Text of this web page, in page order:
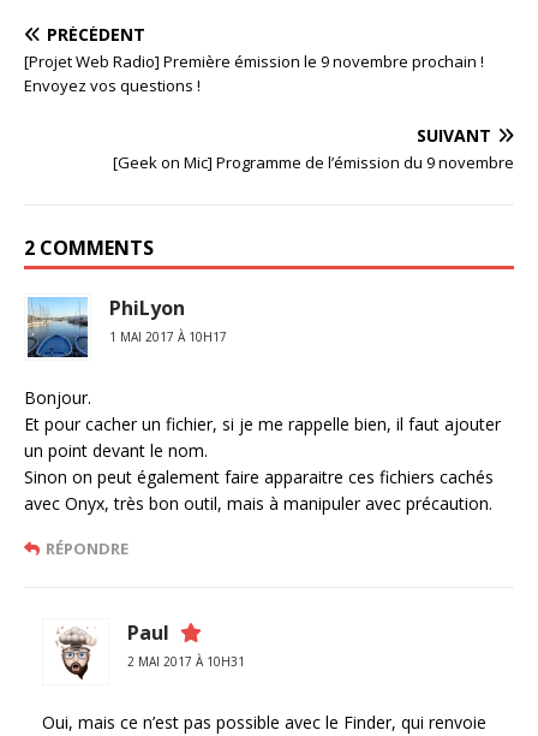
PRÉCÉDENT
[Projet Web Radio] Première émission le 9 novembre prochain !
Envoyez vos questions !
SUIVANT
[Geek on Mic] Programme de l’émission du 9 novembre
2 COMMENTS
PhiLyon
1 MAI 2017 À 10H17
Bonjour.
Et pour cacher un fichier, si je me rappelle bien, il faut ajouter
un point devant le nom.
Sinon on peut également faire apparaitre ces fichiers cachés
avec Onyx, très bon outil, mais à manipuler avec précaution.
RÉPONDRE
Paul
2 MAI 2017 À 10H31
Oui, mais ce n’est pas possible avec le Finder, qui renvoie